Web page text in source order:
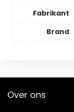
Fabrikant
Brand
Over ons